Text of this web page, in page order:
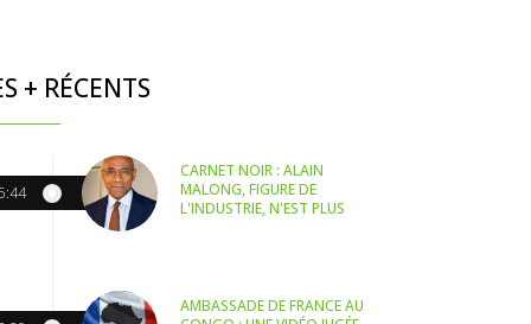
+ RÉCENTS
CARNET NOIR : ALAIN
MALONG, FIGURE DE
L'INDUSTRIE, N'EST PLUS
AMBASSADE DE FRANCE AU